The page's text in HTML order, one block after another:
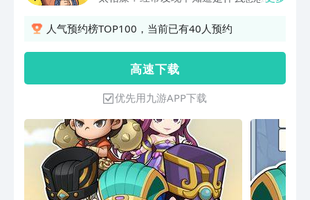
存在的！真正的寓教于乐尽在成语群英
的是大错特错，成语群英传将给你闯关、
合成、收集三种游戏体验，真正的寓教于
乐！ 在游戏中，你将穿越历史，结识各
类英豪，凭借你的聪明才智在这里平步青
云！ 游戏特色： - 将闯关、合成、收集
三种玩法融于一身； - 50位英豪等待你的
召唤； - 成语学习不再枯燥无味。 是才
高八斗的智者，还是胸无点墨的平庸之
辈，来《成语群英传》决一上下！
人气预约榜TOP100，当前已有40人预约
高 速 下 载
优先用九游APP下载